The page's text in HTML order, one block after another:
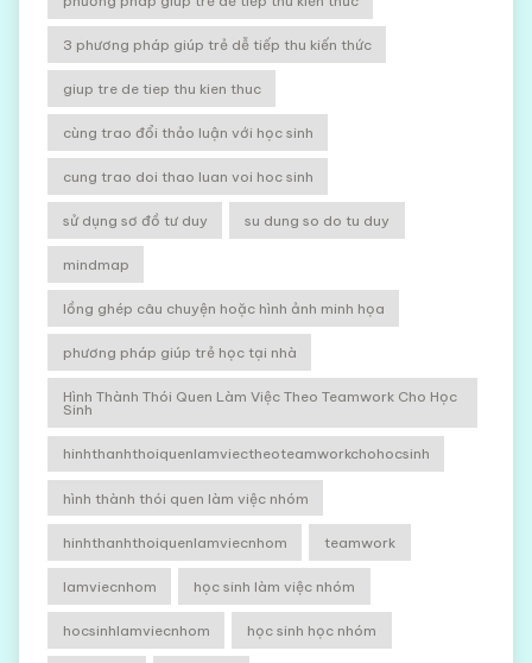
3 phương pháp giúp trẻ dễ tiếp thu kiến thức
giup tre de tiep thu kien thuc
cùng trao đổi thảo luận với học sinh
cung trao doi thao luan voi hoc sinh
sử dụng sơ đồ tư duy su dung so do tu duy
mindmap
lồng ghép câu chuyện hoặc hình ảnh minh họa
phương pháp giúp trẻ học tại nhà
Hình Thành Thói Quen Làm Việc Theo Teamwork Cho Học
Sinh
hinhthanhthoiquenlamviectheoteamworkchohocsinh
hình thành thói quen làm việc nhóm
hinhthanhthoiquenlamviecnhom teamwork
lamviecnhom học sinh làm việc nhóm
hocsinhlamviecnhom học sinh học nhóm